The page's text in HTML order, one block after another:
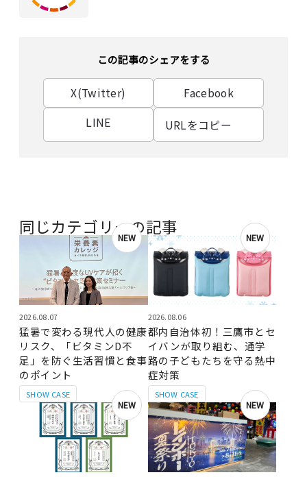
この記事のシェアをする
X(Twitter)
Facebook
LINE
URLをコピー
同じカテゴリーの記事
NEW
SHOW CASE
2026.08.07
猛暑で変わる現代人の健康
リスク、「ビタミンD不
足」を防ぐ生活習慣と食事
のポイント
NEW
SHOW CASE
2026.08.06
都内自治体初！三鷹市とセ
イバンが取り組む、通学
路の子どもたちを守る熱中
症対策
NEW NEW